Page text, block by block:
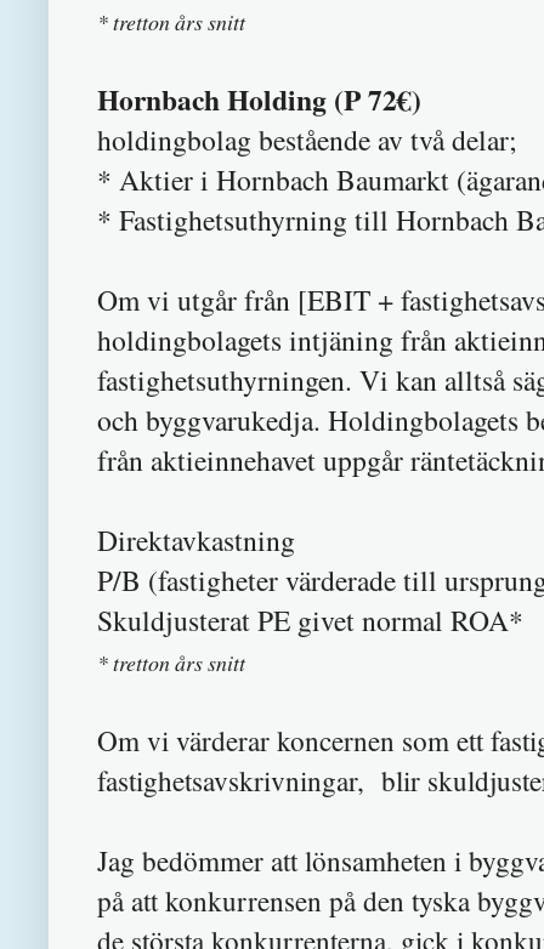
* tretton års snitt
Hornbach Holding (P 72€)
holdingbolag bestående av två delar;
* Aktier i Hornbach Baumarkt
* Fastighetsuthyrning till Hornbach
Om vi utgår från [EBIT +
holdingbolagets intjäning från
fastighetsuthyrningen. Vi kan alltså
och byggvarukedja. Holdingbolagets
från aktieinnehavet uppgår
P/B (fastigheter värderade till
Skuldjusterat PE givet
* tretton års snitt
Om vi värderar koncernen som ett
fastighetsavskrivningar, blir
Jag bedömmer att lönsamheten i
på att konkurrensen på den tyska
de största konkurrenterna, gick i